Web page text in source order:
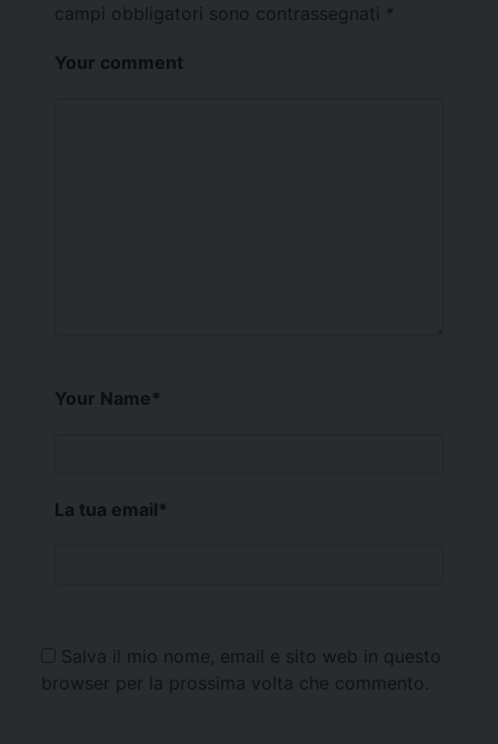
campi obbligatori sono contrassegnati *
Your comment
Your Name*
La tua email*
Salva il mio nome, email e sito web in questo
browser per la prossima volta che commento.